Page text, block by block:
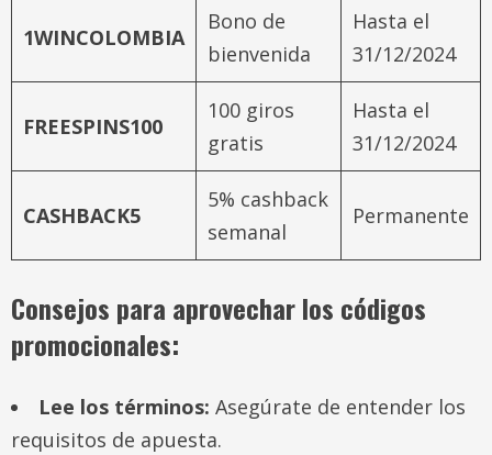
1WINCOLOMBIA
Bono de
bienvenida
Hasta el
31/12/2024
FREESPINS100
100 giros
gratis
Hasta el
31/12/2024
CASHBACK5
5% cashback
semanal
Permanente
Consejos para aprovechar los códigos
promocionales:
Lee los términos: Asegúrate de entender los
requisitos de apuesta.